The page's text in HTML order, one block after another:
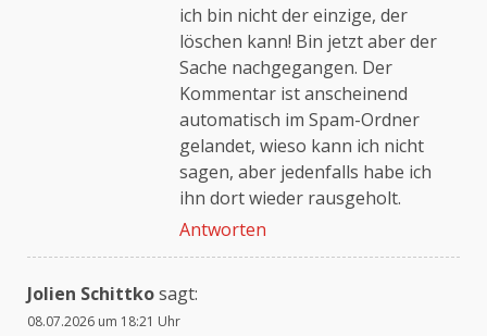
Anti-Spam von CleanTalk
ich bin nicht der einzige, der
löschen kann! Bin jetzt aber der
Sache nachgegangen. Der
Kommentar ist anscheinend
automatisch im Spam-Ordner
gelandet, wieso kann ich nicht
sagen, aber jedenfalls habe ich
ihn dort wieder rausgeholt.
Antworten
Jolien Schittkosagt:
08.07.2026 um 18:21 Uhr